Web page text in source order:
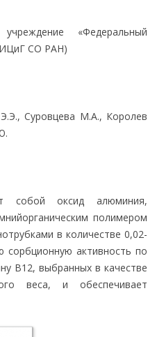
«Федеральный
(ИЦиГ СО РАН)
Суровцева М.А., Королев
собой оксид алюминия,
полимером
в количестве 0,02-
сорбционную активность по
В12, выбранных в качестве
веса, и обеспечивает